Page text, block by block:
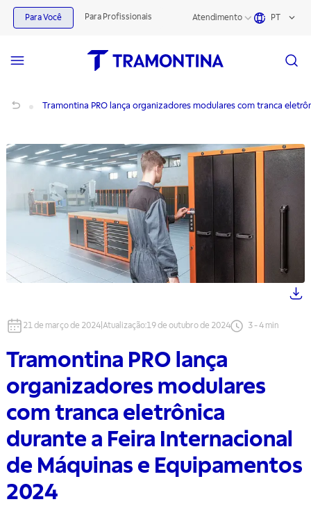
Para Você Para Profissionais Atendimento PT
Tramontina PRO lança organizadores modulares com tranca
21 de março de 2024 Atualização:19 de outubro de 2024 3-4 min
Tramontina PRO lança
organizadores modulares
com tranca eletrônica
durante a Feira Internacional
de Máquinas e Equipamentos
2024